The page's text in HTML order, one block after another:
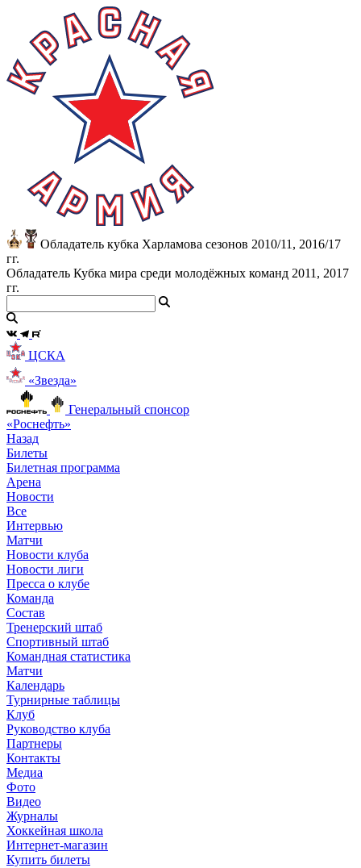
Обладатель кубка Харламова сезонов 2010/11, 2016/17
гг.
Обладатель Кубка мира среди молодёжных команд 2011, 2017
гг.
ЦСКА
«Звезда»
Генеральный спонсор
«Роснефть»
Назад
Билеты
Билетная программа
Арена
Новости
Все
Интервью
Матчи
Новости клуба
Новости лиги
Пресса о клубе
Команда
Состав
Тренерский штаб
Спортивный штаб
Командная статистика
Матчи
Календарь
Турнирные таблицы
Клуб
Руководство клуба
Партнеры
Контакты
Медиа
Фото
Видео
Журналы
Хоккейная школа
Интернет-магазин
Купить билеты